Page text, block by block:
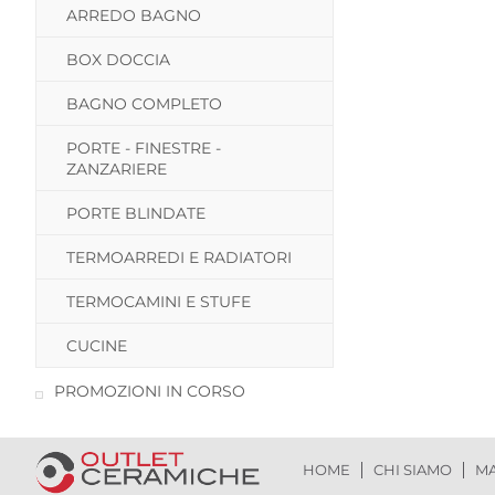
ARREDO BAGNO
BOX DOCCIA
BAGNO COMPLETO
PORTE - FINESTRE -
ZANZARIERE
PORTE BLINDATE
TERMOARREDI E RADIATORI
TERMOCAMINI E STUFE
CUCINE
PROMOZIONI IN CORSO
HOME CHI SIAMO